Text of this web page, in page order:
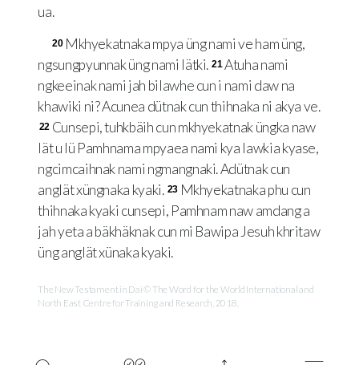
ua.
20 Mkhyekatnaka mpya üng nami ve ham üng,
ngsungpyunnak üng nami lätki. 21 Atuha nami
ngkeeinak nami jah bilawhe cun i nami daw na
khawiki ni? Acunea dütnak cun thihnaka ni akya ve.
22 Cunsepi, tuhkbäih cun mkhyekatnak üngka naw
lät u lü Pamhnama mpyaea nami kya lawkia kyase,
ngcimcaihnak nami ngmangnaki. Adütnak cun
anglät xüngnaka kyaki. 23 Mkhyekatnaka phu cun
thihnaka kyaki cunsepi, Pamhnam naw amdang a
jah yeta a bäkhäknak cun mi Bawipa Jesuh khritaw
üng anglät xünaka kyaki.
The New Testament in Dai © The Word for the World International and
North East Centre for Training and Research, 2018.